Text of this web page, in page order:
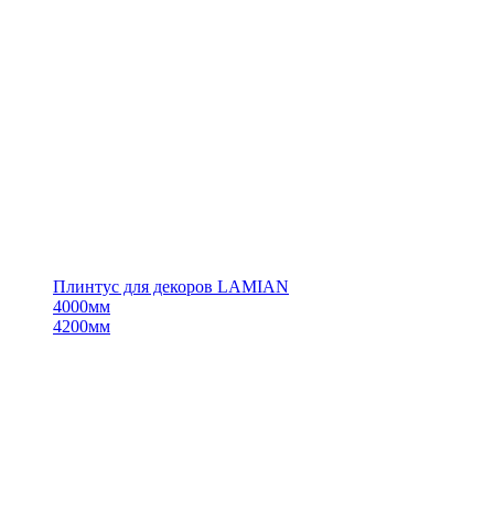
Плинтус для декоров LAMIAN
4000мм
4200мм